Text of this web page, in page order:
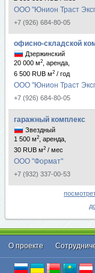
ООО "Юнион Траст
+7 (926) 684-80-05
офисно-складской
Дзержинский
20 000 м2
, аренда,
6 500 RUB м2 / год
ООО "Юнион Траст
+7 (926) 684-80-05
гаражный комплекс
Звездный
1 500 м2
, аренда,
30 RUB м2 / мес
ООО "Формат"
+7 (932) 337-00-53
О проекте